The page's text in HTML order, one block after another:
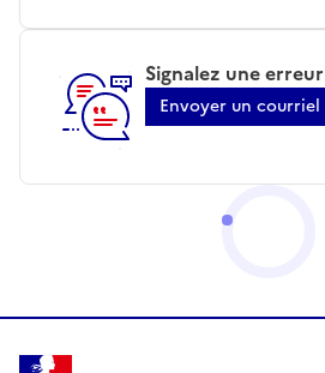
Signalez une erreur
Envoyer un courriel